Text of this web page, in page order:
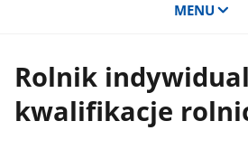
MENU
Rolnik
kwalifikacje